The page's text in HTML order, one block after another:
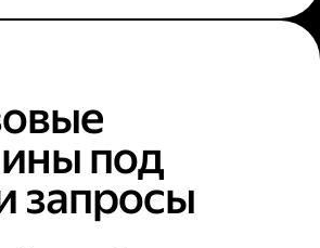
под
запросы